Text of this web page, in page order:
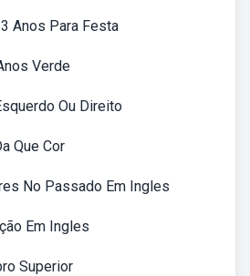
Anos Para Festa
Verde
Ou Direito
Que Cor
No Passado Em Ingles
Em Ingles
Superior